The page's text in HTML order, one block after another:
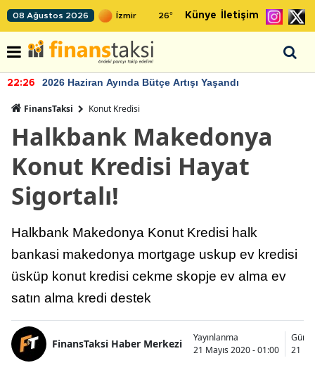
08 Ağustos 2026 26° Künye İletişim
22:26 2026 Haziran Ayında Bütçe Artışı Yaşandı
FinansTaksi Konut Kredisi
Halkbank Makedonya
Konut Kredisi Hayat
Sigortalı!
Halkbank Makedonya Konut Kredisi halk
bankasi makedonya mortgage uskup ev kredisi
üsküp konut kredisi cekme skopje ev alma ev
satın alma kredi destek
FinansTaksi Haber Merkezi
Yayınlanma
21 Mayıs 2020 - 01:00
21